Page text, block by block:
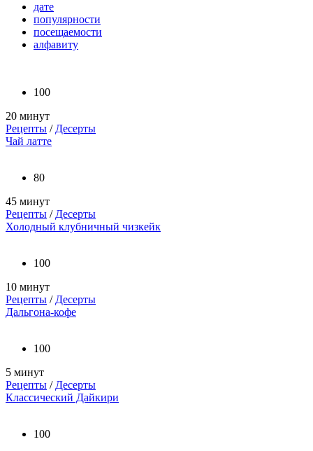
дате
популярности
посещаемости
алфавиту
100
20 минут
Рецепты / Десерты
Чай латте
80
45 минут
Рецепты / Десерты
Холодный клубничный чизкейк
100
10 минут
Рецепты / Десерты
Дальгона-кофе
100
5 минут
Рецепты / Десерты
Классический Дайкири
100